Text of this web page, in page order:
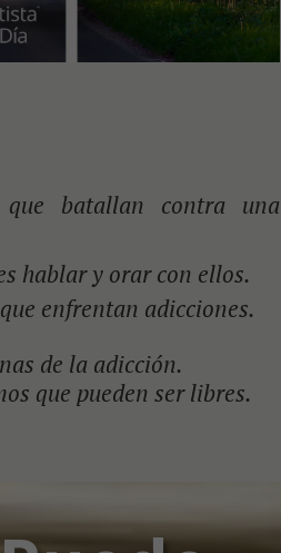
que batallan contra una
hablar y orar con ellos.
enfrentan adicciones.
de la adicción.
que pueden ser libres.